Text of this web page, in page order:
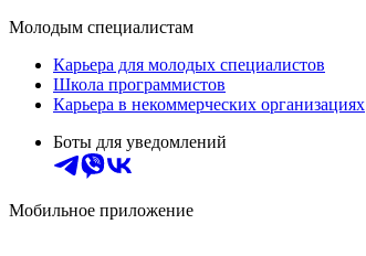
Молодым специалистам
Карьера для молодых специалистов
Школа программистов
Карьера в некоммерческих организациях
Боты для уведомлений
Мобильное приложение